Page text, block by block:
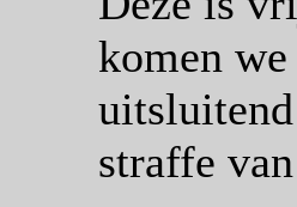
komen
straffe